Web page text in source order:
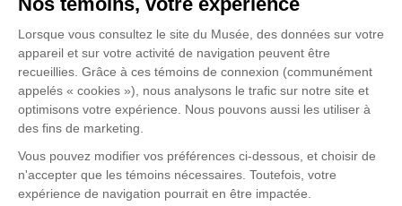
CLIENTÈLE CORPORATIVE
ET PRIVÉE
Location d'espaces
Activités corporatives
professionnels du
tourisme